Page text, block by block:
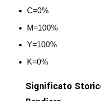
C=0%
M=100%
Y=100%
K=0%
Significato